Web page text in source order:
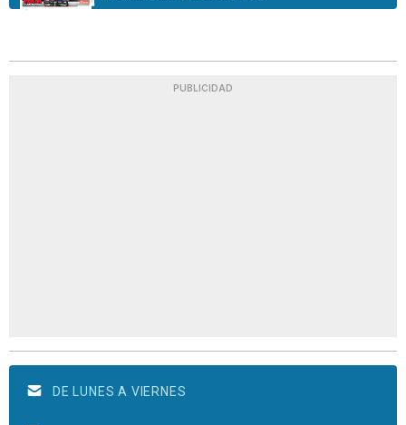
PUBLICIDAD
DE LUNES A VIERNES